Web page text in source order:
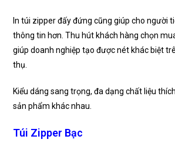
In túi zipper đấy đứng cũng giúp cho người
thông tin hơn. Thu hút khách hàng chọn
giúp doanh nghiệp tạo được nét khác biệt
thụ.
Kiểu dáng sang trọng, đa dạng chất liệu
sản phẩm khác nhau.
Túi Zipper Bạc